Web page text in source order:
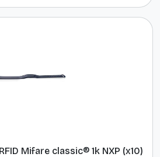
Mifare classic® 1k NXP (x10)